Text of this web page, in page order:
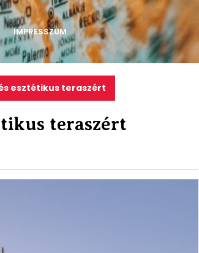
IMPRESSZUM
esztétikus teraszért
teraszért